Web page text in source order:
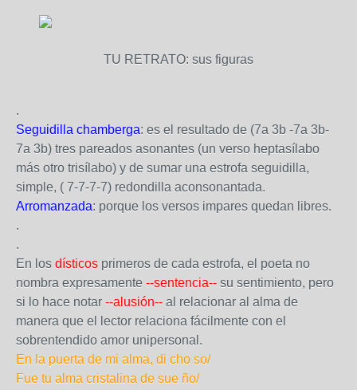
TU RETRATO: sus figuras
.
Seguidilla chamberga: es el resultado de (7a 3b -7a 3b-
7a 3b) tres pareados asonantes (un verso heptasílabo
más otro trisílabo) y de sumar una estrofa seguidilla,
simple, ( 7-7-7-7) redondilla aconsonantada.
Arromanzada: porque los versos impares quedan libres.
.
.
En los dísticos primeros de cada estrofa, el poeta no
nombra expresamente --sentencia-- su sentimiento, pero
si lo hace notar --alusión-- al relacionar al alma de
manera que el lector relaciona fácilmente con el
sobrentendido amor unipersonal.
En la puerta de mi alma, di cho so/
Fue tu alma cristalina de sue ño/